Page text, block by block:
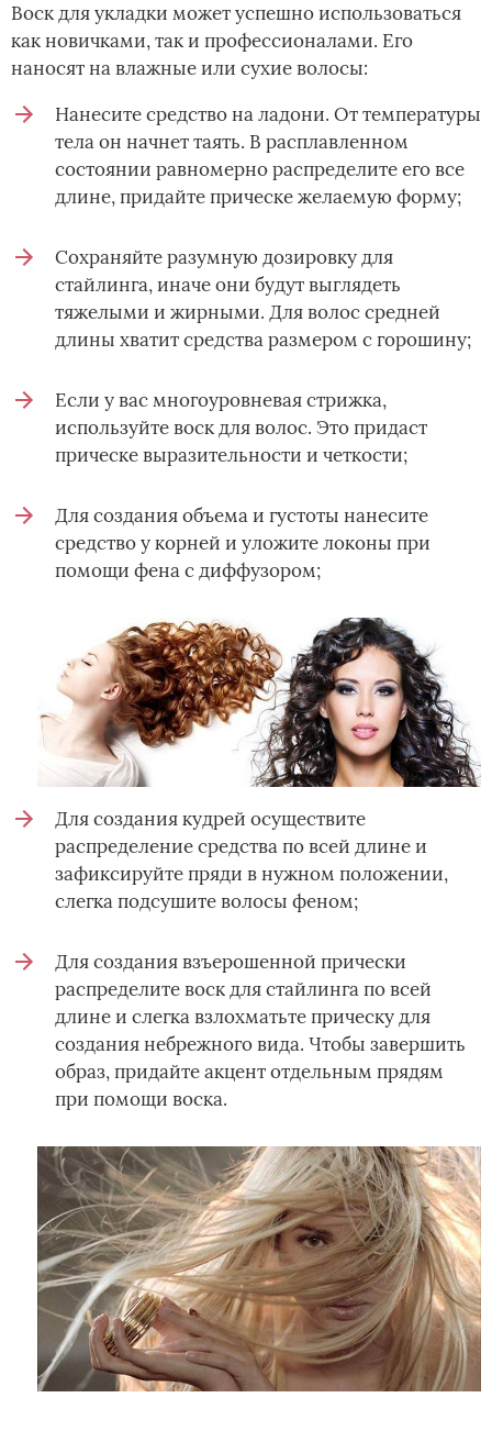
Воск для укладки может успешно использоваться
как новичками, так и профессионалами. Его
наносят на влажные или сухие волосы:
Нанесите средство на ладони. От температуры
тела он начнет таять. В расплавленном
состоянии равномерно распределите его все
длине, придайте прическе желаемую форму;
Сохраняйте разумную дозировку для
стайлинга, иначе они будут выглядеть
тяжелыми и жирными. Для волос средней
длины хватит средства размером с горошину;
Если у вас многоуровневая стрижка,
используйте воск для волос. Это придаст
прическе выразительности и четкости;
Для создания объема и густоты нанесите
средство у корней и уложите локоны при
помощи фена с диффузором;
Для создания кудрей осуществите
распределение средства по всей длине и
зафиксируйте пряди в нужном положении,
слегка подсушите волосы феном;
Для создания взъерошенной прически
распределите воск для стайлинга по всей
длине и слегка взлохматьте прическу для
создания небрежного вида. Чтобы завершить
образ, придайте акцент отдельным прядям
при помощи воска.